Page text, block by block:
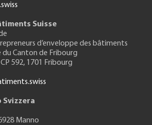
Suisse
d’enveloppe des bâtiments
Canton de Fribourg
CP 592, 1701 Fribourg
Svizzera
Manno